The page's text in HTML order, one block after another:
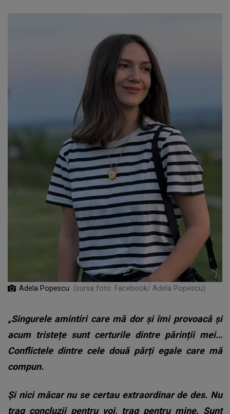
Adela Popescu (sursa foto: Facebook/ Adela Popescu)
„Singurele amintiri care mă dor și îmi provoacă și
acum tristețe sunt certurile dintre părinții mei…
Conflictele dintre cele două părți egale care mă
compun.
Și nici măcar nu se certau extraordinar de des. Nu
trag concluzii pentru voi, trag pentru mine. Sunt